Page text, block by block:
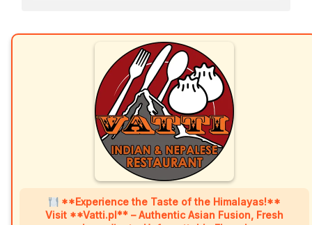
**Experience the Taste of the Himalayas!**
Visit **Vatti.pl** – Authentic Asian Fusion, Fresh